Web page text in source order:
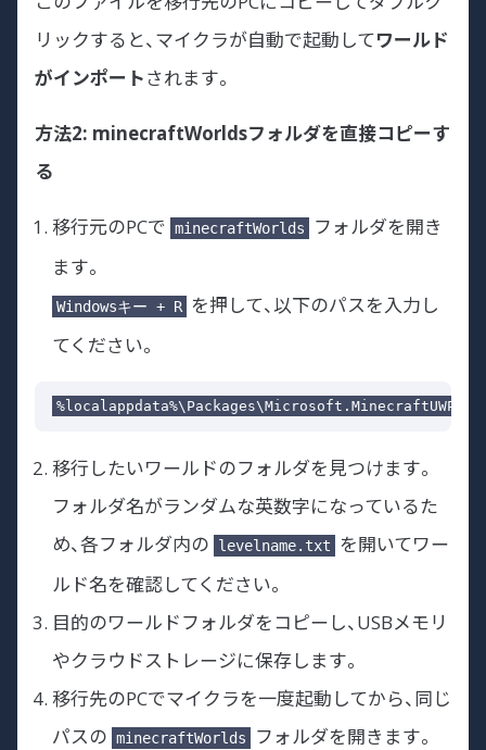
リックすると、マイクラが自動で起動してワールド
がインポートされます。
方法2: minecraftWorldsフォルダを直接コピーす
る
移行元のPCで minecraftWorlds
フォルダを開き
ます。
Windowsキー + R
を押して、以下のパスを入力し
てください。
移行したいワールドのフォルダを見つけます。
フォルダ名がランダムな英数字になっているた
め、各フォルダ内の
levelname.txt
を開いてワー
ルド名を確認してください。
目的のワールドフォルダをコピーし、USBメモリ
やクラウドストレージに保存します。
移行先のPCでマイクラを一度起動してから、同じ
パスの minecraftWorlds
フォルダを開きます。